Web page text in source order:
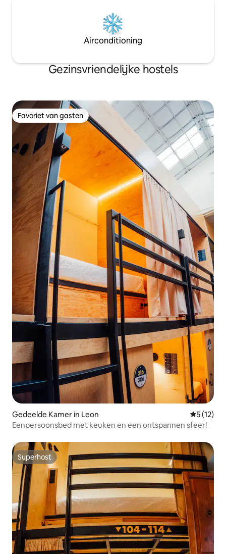
Airconditioning
Gezinsvriendelijke hostels
Favoriet van gasten
Favoriet van gasten
Gedeelde Kamer in Leon
5 (12)
Eenpersoonsbed met keuken en een ontspannen sfeer!
Superhost
Superhost